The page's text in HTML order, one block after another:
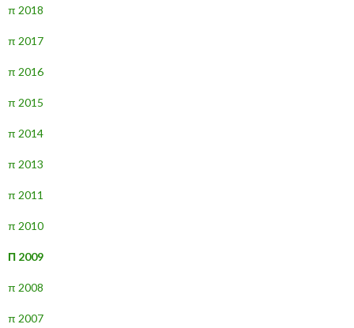
π 2018
π 2017
π 2016
π 2015
π 2014
π 2013
π 2011
π 2010
Π 2009
π 2008
π 2007